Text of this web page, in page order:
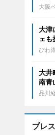
大阪
大津
ェも
びわ
大井
南青
品川
プレ